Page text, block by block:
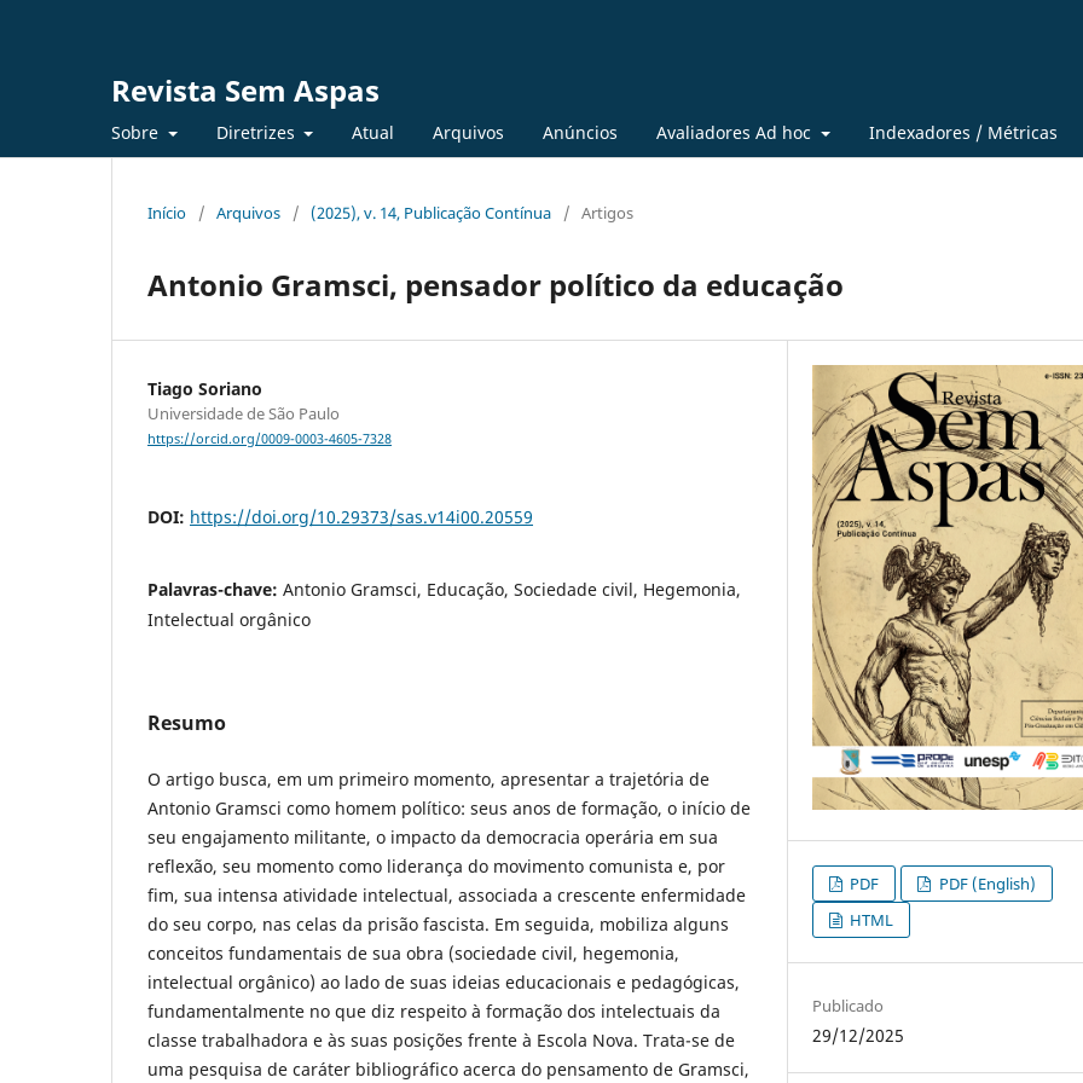
Revista Sem Aspas
Sobre Diretrizes Atual Arquivos Anúncios Avaliadores Ad hoc Indexadores / Métricas
Início / Arquivos / (2025), v. 14, Publicação Contínua / Artigos
Antonio Gramsci, pensador político da educação
Tiago Soriano
Universidade de São Paulo
https://orcid.org/0009-0003-4605-7328
DOI: https://doi.org/10.29373/sas.v14i00.20559
Palavras-chave: Antonio Gramsci, Educação, Sociedade civil, Hegemonia,
Intelectual orgânico
Resumo
O artigo busca, em um primeiro momento, apresentar a trajetória de
Antonio Gramsci como homem político: seus anos de formação, o início de
seu engajamento militante, o impacto da democracia operária em sua
reflexão, seu momento como liderança do movimento comunista e, por
fim, sua intensa atividade intelectual, associada a crescente enfermidade
do seu corpo, nas celas da prisão fascista. Em seguida, mobiliza alguns
conceitos fundamentais de sua obra (sociedade civil, hegemonia,
intelectual orgânico) ao lado de suas ideias educacionais e pedagógicas,
fundamentalmente no que diz respeito à formação dos intelectuais da
classe trabalhadora e às suas posições frente à Escola Nova. Trata-se de
uma pesquisa de caráter bibliográfico acerca do pensamento de Gramsci,
PDF
PDF (English)
HTML
Publicado
29/12/2025